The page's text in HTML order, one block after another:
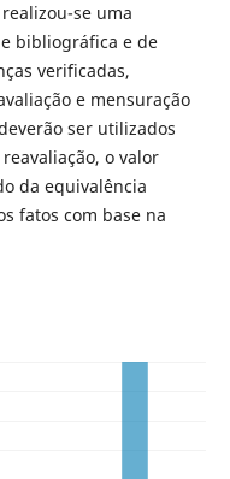
se uma
bibliográfica e de
verificadas,
e mensuração
ser utilizados
o valor
da equivalência
fatos com base na